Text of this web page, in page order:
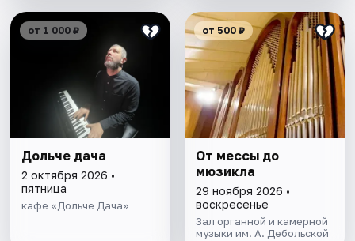
от 1 000 ₽
Дольче дача
2 октября 2026 •
пятница
кафе «Дольче Дача»
от 500 ₽
От мессы до
мюзикла
29 ноября 2026 •
воскресенье
Зал органной и камерной
музыки им. А. Дебольской